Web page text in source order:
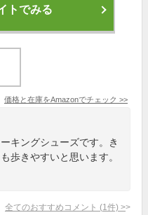
トでみる
価格と在庫をAmazonでチェック >>
キングシューズです。き
歩きやすいと思います。
全てのおすすめコメント (1 件) >